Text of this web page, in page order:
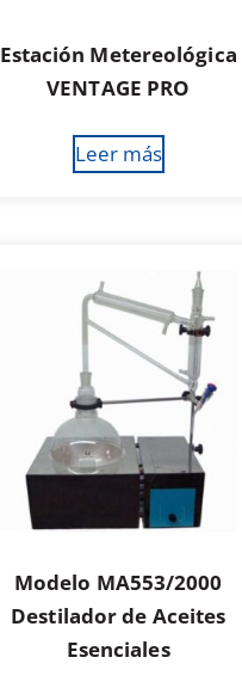
Estación Metereológica
VENTAGE PRO
Leer más
Modelo MA553/2000
Destilador de Aceites
Esenciales